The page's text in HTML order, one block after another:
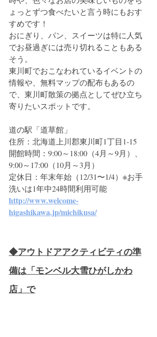
ょっとずつ食べたいと言う時にもおす
すめです！
おにぎり、パン、スイーツは特に人気
でお昼過ぎには売り切れることもある
そう。
東川町でおこなわれているイベントの
情報や、無料マップの配布もあるの
で、東川町散策の拠点としてぜひ立ち
寄りたいスポットです。
道の駅「道草館」
住所：北海道上川郡東川町1丁目1-15
開館時間：9:00～18:00（4月～9月）、
9:00～17:00（10月～3月）
定休日：年末年始（12/31〜1/4）※お手
洗いは1年中24時間利用可能
http://www.welcome-
higashikawa.jp/michikusa/
◆アウトドアアクティビティの準
備は「モンベル大雪ひがしかわ
店」で